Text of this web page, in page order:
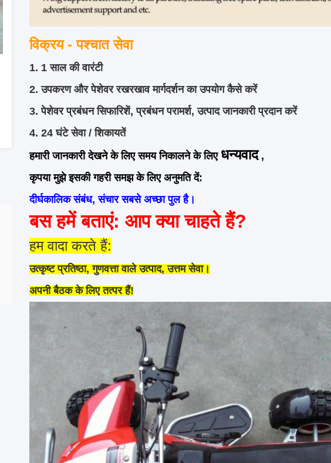
विक्रय - पश्चात सेवा
1. 1 साल की वारंटी
2. उपकरण और पेशेवर रखरखाव मार्गदर्शन का उपयोग कैसे करें
3. पेशेवर प्रबंधन सिफारिशें, प्रबंधन परामर्श, उत्पाद जानकारी प्रदान करें
4. 24 घंटे सेवा / शिकायतें
हमारी जानकारी देखने के लिए समय निकालने के लिए धन्यवाद,
कृपया मुझे इसकी गहरी समझ के लिए अनुमति दें:
दीर्घकालिक संबंध, संचार सबसे अच्छा पुल है।
बस हमें बताएं: आप क्या चाहते हैं?
हम वादा करते हैं:
उत्कृष्ट प्रतिष्ठा, गुणवत्ता वाले उत्पाद, उत्तम सेवा।
अपनी बैठक के लिए तत्पर हैं!